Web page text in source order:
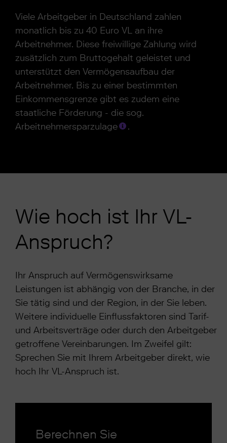
Viele Arbeitgeber in Deutschland zahlen
monatlich bis zu 40 Euro VL an ihre
Arbeitnehmer. Diese freiwillige Zahlung wird
zusätzlich zum Bruttogehalt geleistet und
unterstützt den Vermögensaufbau der
Arbeitnehmer. Bis zu einer bestimmten
Einkommensgrenze gibt es zudem eine
staatliche Förderung - die sog.
Arbeitnehmersparzulage
.
Wie hoch ist Ihr VL-
Anspruch?
Ihr Anspruch auf Vermögenswirksame
Leistungen ist abhängig von der Branche, in der
Sie tätig sind und der Region, in der Sie leben.
Weitere individuelle Einflussfaktoren sind Tarif-
und Arbeitsverträge oder durch den Arbeitgeber
getroffene Vereinbarungen. Im Zweifel gilt:
Sprechen Sie mit Ihrem Arbeitgeber direkt, wie
hoch Ihr VL-Anspruch ist.
Berechnen Sie